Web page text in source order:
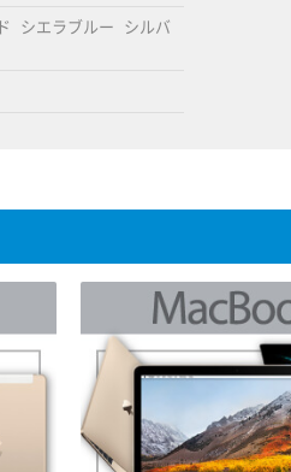
シエラブルー シルバ